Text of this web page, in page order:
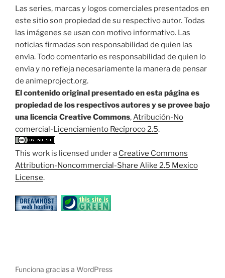
Las series, marcas y logos comerciales presentados en
este sitio son propiedad de su respectivo autor. Todas
las imágenes se usan con motivo informativo. Las
noticias firmadas son responsabilidad de quien las
envía. Todo comentario es responsabilidad de quien lo
envía y no refleja necesariamente la manera de pensar
de animeproject.org.
El contenido original presentado en esta página es
propiedad de los respectivos autores y se provee bajo
una licencia Creative Commons,Atribución-No
comercial-Licenciamiento Recíproco 2.5.
This work is licensed under a Creative Commons
Attribution-Noncommercial-Share Alike 2.5 Mexico
License.
Funciona gracias a WordPress